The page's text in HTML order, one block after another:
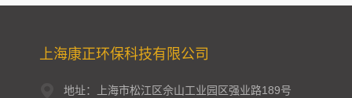
上海康正环保科技有限公司
地址：上海市松江区佘山工业园区强业路189号